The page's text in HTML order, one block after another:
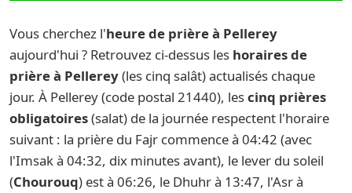
Vous cherchez l'heure de prière à Pellerey
aujourd'hui ? Retrouvez ci-dessus les horaires de
prière à Pellerey(les cinq salât) actualisés chaque
jour. À Pellerey (code postal 21440), lescinq prières
obligatoires(salat) de la journée respectent l'horaire
suivant : la prière du Fajr commence à 04:42 (avec
l'Imsak à 04:32, dix minutes avant), le lever du soleil
(Chourouq) est à 06:26, le Dhuhr à 13:47, l'Asr à